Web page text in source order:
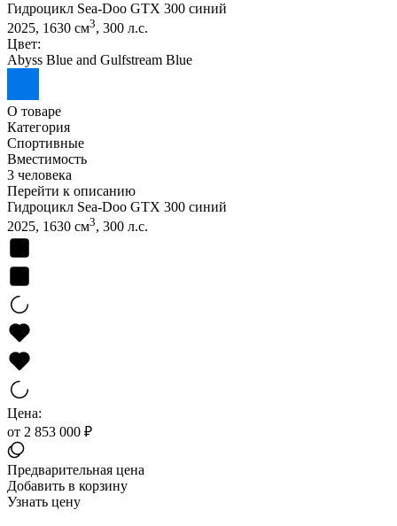
Гидроцикл Sea-Doo GTX 300 синий
2025, 1630 см3, 300 л.с.
Цвет:
Abyss Blue and Gulfstream Blue
О товаре
Категория
Спортивные
Вместимость
3 человека
Перейти к описанию
Гидроцикл Sea-Doo GTX 300 синий
2025, 1630 см3, 300 л.с.
Цена:
от 2 853 000 ₽
Предварительная цена
Добавить в корзину
Узнать цену